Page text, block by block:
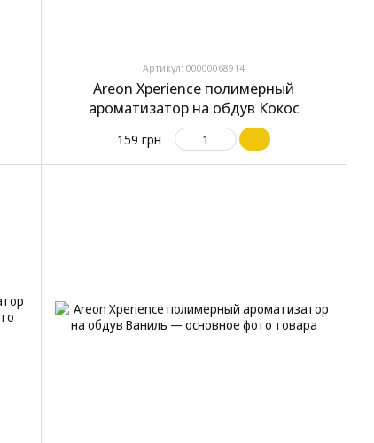
Артикул: 00000068914
Areon Xperience полимерный
ароматизатор на обдув Кокос
159 грн